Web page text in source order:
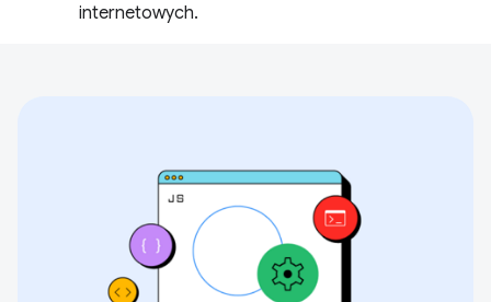
internetowych.